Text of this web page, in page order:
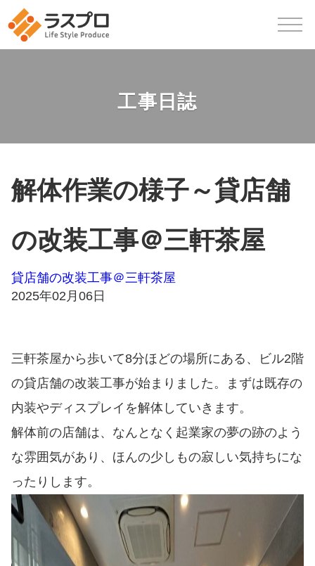
工事日誌
解体作業の様子～貸店舗
の改装工事＠三軒茶屋
貸店舗の改装工事＠三軒茶屋
2025年02月06日
三軒茶屋から歩いて8分ほどの場所にある、ビル2階
の貸店舗の改装工事が始まりました。まずは既存の
内装やディスプレイを解体していきます。
解体前の店舗は、なんとなく起業家の夢の跡のよう
な雰囲気があり、ほんの少しもの寂しい気持ちにな
ったりします。